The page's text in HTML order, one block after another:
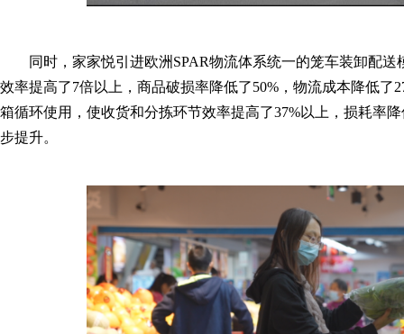
同时，家家悦引进欧洲SPAR物流体系统一的笼车装卸配
效率提高了7倍以上，商品破损率降低了50%，物流成本降低了
箱循环使用，使收货和分拣环节效率提高了37%以上，损耗率
步提升。